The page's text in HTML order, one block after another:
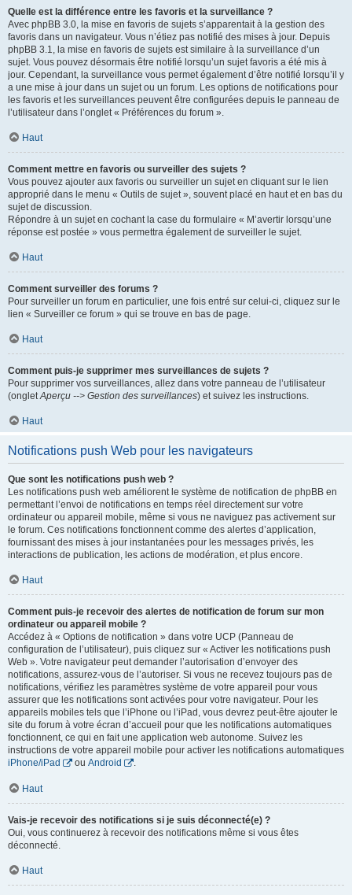
Quelle est la différence entre les favoris et la surveillance ?
Avec phpBB 3.0, la mise en favoris de sujets s’apparentait à la gestion des
favoris dans un navigateur. Vous n’étiez pas notifié des mises à jour. Depuis
phpBB 3.1, la mise en favoris de sujets est similaire à la surveillance d’un
sujet. Vous pouvez désormais être notifié lorsqu’un sujet favoris a été mis à
jour. Cependant, la surveillance vous permet également d’être notifié lorsqu’il y
a une mise à jour dans un sujet ou un forum. Les options de notifications pour
les favoris et les surveillances peuvent être configurées depuis le panneau de
l’utilisateur dans l’onglet « Préférences du forum ».
Haut
Comment mettre en favoris ou surveiller des sujets ?
Vous pouvez ajouter aux favoris ou surveiller un sujet en cliquant sur le lien
approprié dans le menu « Outils de sujet », souvent placé en haut et en bas du
sujet de discussion.
Répondre à un sujet en cochant la case du formulaire « M’avertir lorsqu’une
réponse est postée » vous permettra également de surveiller le sujet.
Haut
Comment surveiller des forums ?
Pour surveiller un forum en particulier, une fois entré sur celui-ci, cliquez sur le
lien « Surveiller ce forum » qui se trouve en bas de page.
Haut
Comment puis-je supprimer mes surveillances de sujets ?
Pour supprimer vos surveillances, allez dans votre panneau de l’utilisateur
(ongletAperçu --> Gestion des surveillances) et suivez les instructions.
Haut
Notifications push Web pour les navigateurs
Que sont les notifications push web ?
Les notifications push web améliorent le système de notification de phpBB en
permettant l’envoi de notifications en temps réel directement sur votre
ordinateur ou appareil mobile, même si vous ne naviguez pas activement sur
le forum. Ces notifications fonctionnent comme des alertes d’application,
fournissant des mises à jour instantanées pour les messages privés, les
interactions de publication, les actions de modération, et plus encore.
Haut
Comment puis-je recevoir des alertes de notification de forum sur mon
ordinateur ou appareil mobile ?
Accédez à « Options de notification » dans votre UCP (Panneau de
configuration de l’utilisateur), puis cliquez sur « Activer les notifications push
Web ». Votre navigateur peut demander l’autorisation d’envoyer des
notifications, assurez-vous de l’autoriser. Si vous ne recevez toujours pas de
notifications, vérifiez les paramètres système de votre appareil pour vous
assurer que les notifications sont activées pour votre navigateur. Pour les
appareils mobiles tels que l’iPhone ou l’iPad, vous devrez peut-être ajouter le
site du forum à votre écran d’accueil pour que les notifications automatiques
fonctionnent, ce qui en fait une application web autonome. Suivez les
instructions de votre appareil mobile pour activer les notifications automatiques
iPhone/iPad
ou Android .
Haut
Vais-je recevoir des notifications si je suis déconnecté(e) ?
Oui, vous continuerez à recevoir des notifications même si vous êtes
déconnecté.
Haut